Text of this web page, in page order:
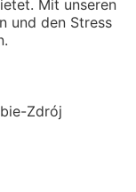
Mit unseren
und den Stress
Zdrój